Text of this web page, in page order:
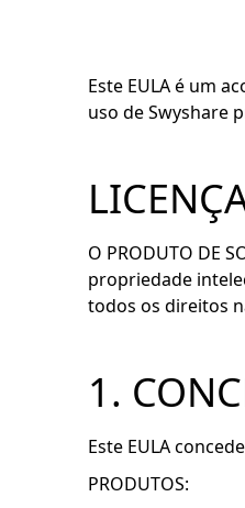
Este EULA é um
uso de Swyshare
O PRODUTO DE
propriedade
todos os direitos
1.
Este EULA
PRODUTOS: